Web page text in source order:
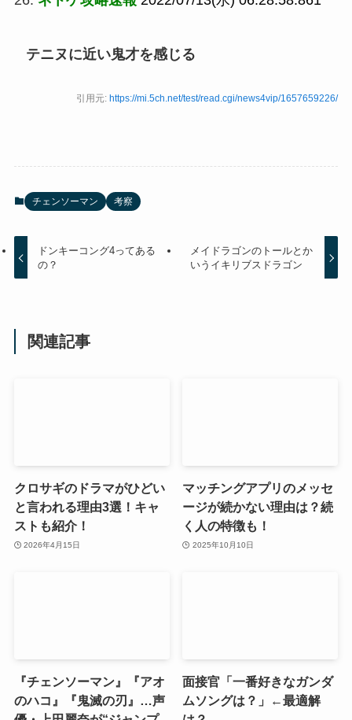
テニヌに近い鬼才を感じる
引用元:https://mi.5ch.net/test/read.cgi/news4vip/1657659226/
チェンソーマン 考察
ドンキーコング4ってある
の？
メイドラゴンのトールとか
いうイキリブスドラゴン
関連記事
クロサギのドラマがひどい
と言われる理由3選！キャ
ストも紹介！
2026年4月15日
マッチングアプリのメッセ
ージが続かない理由は？続
く人の特徴も！
2025年10月10日
『チェンソーマン』『アオ
のハコ』『鬼滅の刃』…声
面接官「一番好きなガンダ
ムソングは？」←最適解